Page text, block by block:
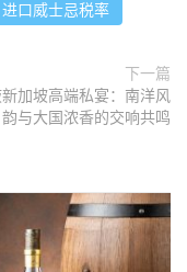
进口威士忌税率
下一篇
加坡高端私宴：南洋风
韵与大国浓香的交响共鸣